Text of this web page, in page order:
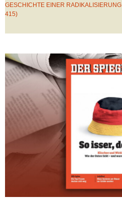
GESCHICHTE EINER RADIKALISIERUNG
415)